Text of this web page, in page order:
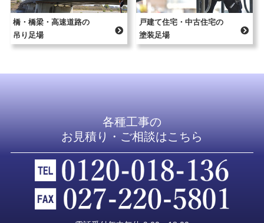
橋・橋梁・高速道路の
吊り足場
戸建て住宅・中古住宅の
塗装足場
各種工事の
お見積り・ご相談はこちら